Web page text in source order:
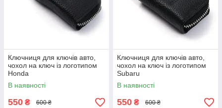
Ключниця для ключів авто,
чохол на ключ із логотипом
Honda
В наявності
550 ₴ 600 ₴
Ключниця для ключів авто,
чохол на ключ із логотипом
Subaru
В наявності
550 ₴ 600 ₴